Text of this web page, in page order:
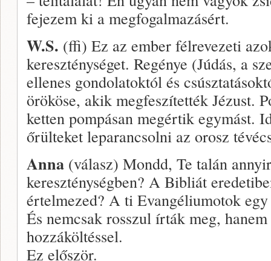
fejezem ki a megfogalmazásért.
W.S. (ffi) Ez az ember félrevezeti
kereszténységet. Regénye (Júdás, a
ellenes gondolatoktól és
örököse, akik megfeszítették Jézust.
ketten pompásan megértik egymást.
őrülteket leparancsolni az orosz
Anna (válasz) Mondd, Te talán
kereszténységben? A Bibliát
értelmezed? A ti Evangéliumotok
És nemcsak rosszul írták meg,
hozzáköltéssel.
Ez először.